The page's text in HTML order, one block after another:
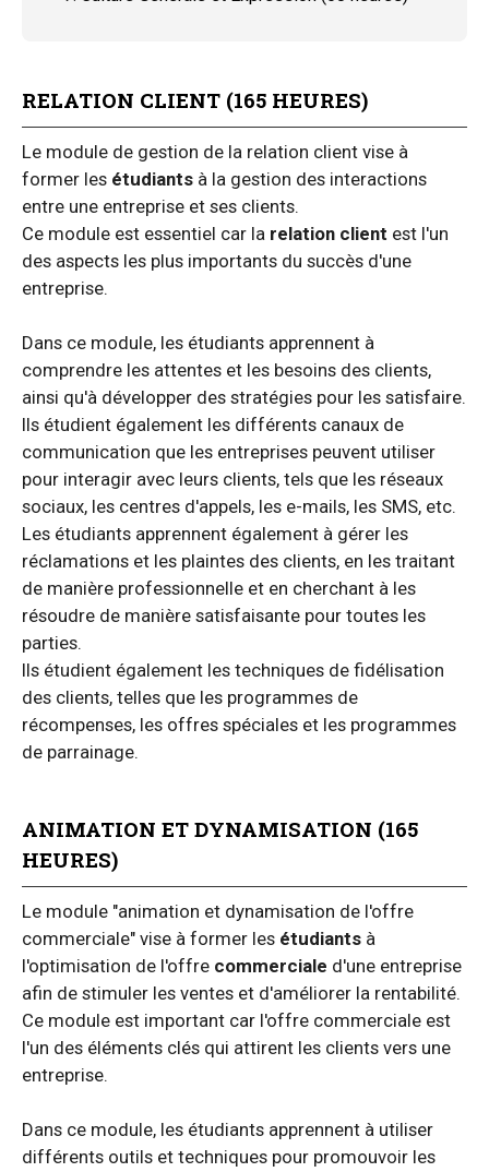
RELATION CLIENT (165 HEURES)
Le module de gestion de la relation client vise à
former les étudiants à la gestion des interactions
entre une entreprise et ses clients.
Ce module est essentiel car la relation client est l'un
des aspects les plus importants du succès d'une
entreprise.
Dans ce module, les étudiants apprennent à
comprendre les attentes et les besoins des clients,
ainsi qu'à développer des stratégies pour les satisfaire.
Ils étudient également les différents canaux de
communication que les entreprises peuvent utiliser
pour interagir avec leurs clients, tels que les réseaux
sociaux, les centres d'appels, les e-mails, les SMS, etc.
Les étudiants apprennent également à gérer les
réclamations et les plaintes des clients, en les traitant
de manière professionnelle et en cherchant à les
résoudre de manière satisfaisante pour toutes les
parties.
Ils étudient également les techniques de fidélisation
des clients, telles que les programmes de
récompenses, les offres spéciales et les programmes
de parrainage.
ANIMATION ET DYNAMISATION (165
HEURES)
Le module "animation et dynamisation de l'offre
commerciale" vise à former les étudiants à
l'optimisation de l'offre commerciale d'une entreprise
afin de stimuler les ventes et d'améliorer la rentabilité.
Ce module est important car l'offre commerciale est
l'un des éléments clés qui attirent les clients vers une
entreprise.
Dans ce module, les étudiants apprennent à utiliser
différents outils et techniques pour promouvoir les